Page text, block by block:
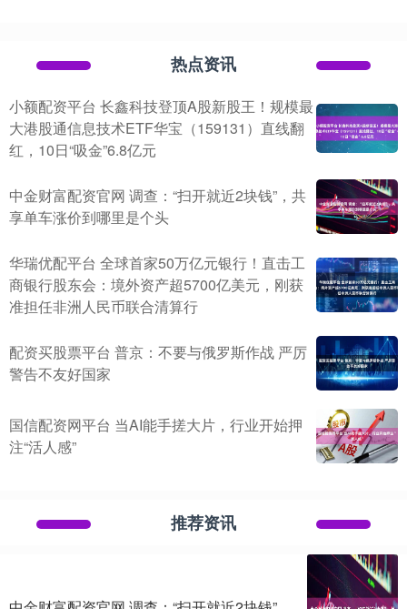
热点资讯
小额配资平台 长鑫科技登顶A股新股王！规模最
大港股通信息技术ETF华宝（159131）直线翻
红，10日“吸金”6.8亿元
中金财富配资官网 调查：“扫开就近2块钱”，共
享单车涨价到哪里是个头
华瑞优配平台 全球首家50万亿元银行！直击工
商银行股东会：境外资产超5700亿美元，刚获
准担任非洲人民币联合清算行
配资买股票平台 普京：不要与俄罗斯作战 严厉
警告不友好国家
国信配资网平台 当AI能手搓大片，行业开始押
注“活人感”
推荐资讯